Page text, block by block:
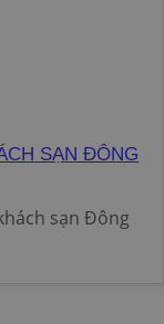
SẠN ĐÔNG
sạn Đông